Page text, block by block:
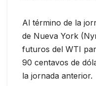
Al término de la
de Nueva York
futuros del WTI
90 centavos de
la jornada anterior.